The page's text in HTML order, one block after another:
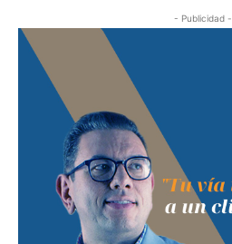
- Publicidad -